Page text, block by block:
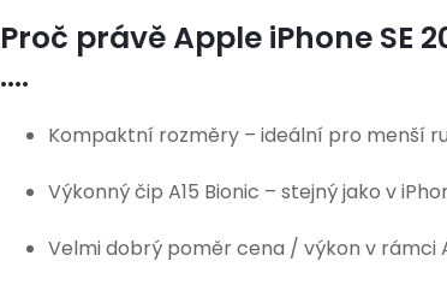
Proč právě Apple iPhone SE
....
Kompaktní rozměry – ideální pro menší
Výkonný čip A15 Bionic – stejný jako v
Velmi dobrý poměr cena / výkon v rámci